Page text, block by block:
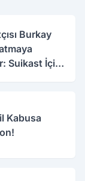
Burkay
Suikast İçin
Kabusa